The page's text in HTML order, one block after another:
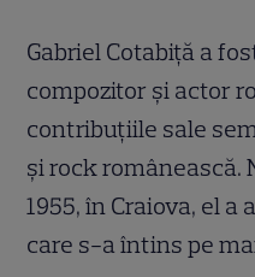
Gabriel Cotabiță a
compozitor și actor
contribuțiile sale
și rock românească.
1955, în Craiova, el
care s-a întins pe